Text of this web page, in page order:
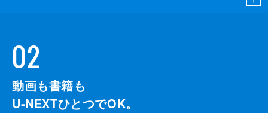
02
動画も書籍も
U-NEXTひとつでOK。